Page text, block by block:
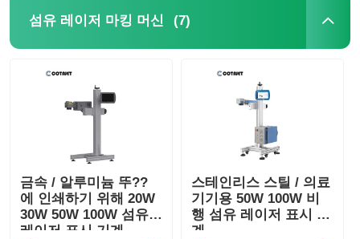
섬유 레이저 마킹 머신
포켓용 레이저 마킹 머신
이산화 탄소 레이저 마킹 머신
UV 레이저 마킹 머신
섬유 레이저 마킹 머신 (7)
금속 / 알루미늄 뚜??
에 인쇄하기 위해 20W
30W 50W 100W 섬유
레이저 표시 기계
스테인리스 스틸 / 의료
기기용 50W 100W 비
행 섬유 레이저 표시 기
계